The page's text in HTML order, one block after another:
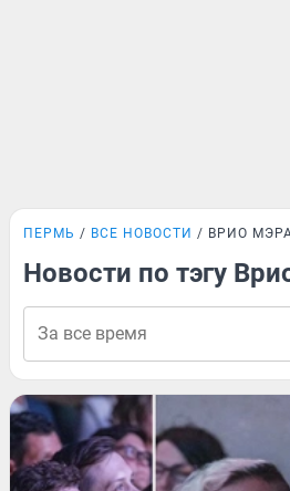
ПЕРМЬ ВСЕ НОВОСТИ ВРИО
Новости по тэгу